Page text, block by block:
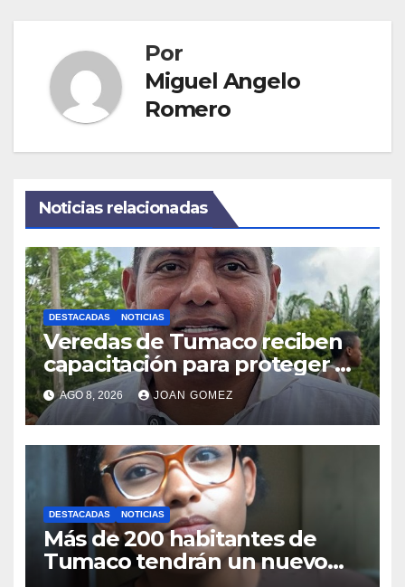
Por
Miguel Angelo
Romero
Noticias relacionadas
DESTACADAS NOTICIAS
Veredas de Tumaco reciben
capacitación para proteger el
ambiente
AGO 8, 2026 JOAN GOMEZ
DESTACADAS NOTICIAS
Más de 200 habitantes de
Tumaco tendrán un nuevo